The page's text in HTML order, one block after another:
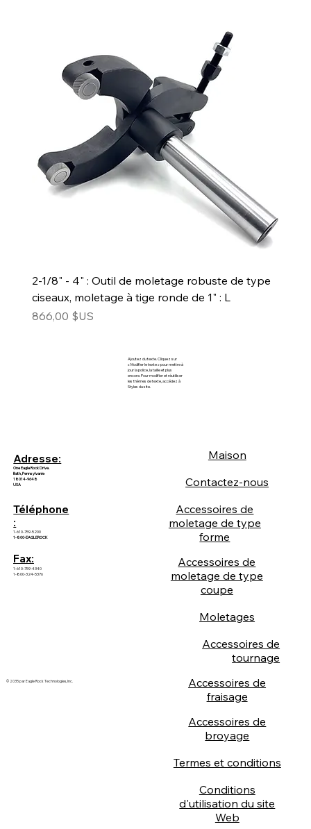
2-1/8" - 4" : Outil de moletage robuste de type
ciseaux, moletage à tige ronde de 1" : L
Prix
866,00 $US
Ajoutez du texte. Cliquez sur
« Modifier le texte » pour mettre à
jour la police, la taille et plus
encore. Pour modifier et réutiliser
les thèmes de texte, accédez à
Styles du site.
Adresse:
One Eagle Rock Drive.
Bath, Pennsylvanie
18014-9648
USA
Téléphone
:
1-610-759-5200
1-800-EAGLEROCK
Fax:
1-610-759-4340
1-800-324-5376
© 2035 par Eagle Rock Technologies, Inc.
Maison
Contactez-nous
Accessoires de
moletage de type
forme
Accessoires de
moletage de type
coupe
Moletages
Accessoires de
tournage
Accessoires de
fraisage
Accessoires de
broyage
Termes et conditions
Conditions
d'utilisation du site
Web